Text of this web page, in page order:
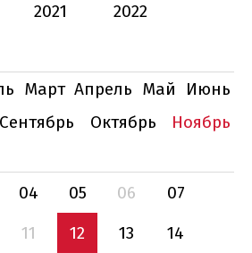
2021
2022
Март Апрель Май
Июнь
Сентябрь Октябрь
Ноябрь
04 05 06
07
11 12 13
14